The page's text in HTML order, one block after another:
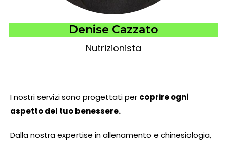
Denise Cazzato
Nutrizionista
I nostri servizi sono progettati per coprire ogni
aspetto del tuo benessere.
Dalla nostra expertise in allenamento e chinesiologia,